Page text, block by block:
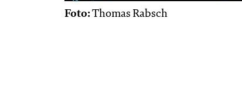
Foto:Thomas Rabsch